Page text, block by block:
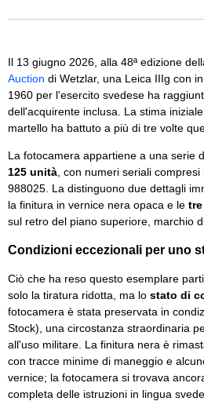
Il 13 giugno 2026, alla 48ª edizione
Auction di Wetzlar, una Leica IIIg con
1960 per l'esercito svedese ha
dell'acquirente inclusa. La stima
martello ha battuto a più di tre volte
La fotocamera appartiene a una serie
125 unità , con numeri seriali
988025. La distinguono due dettagli
la finitura in vernice nera opaca e le
sul retro del piano superiore, marchio
Condizioni eccezionali per uno
Ciò che ha reso questo esemplare
solo la tiratura ridotta, ma lo stato di
fotocamera è stata preservata in
Stock), una circostanza straordinaria
all'uso militare. La finitura nera è
con tracce minime di maneggio e
vernice; la fotocamera si trovava
completa delle istruzioni in lingua